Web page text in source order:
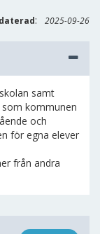
: 2025-09-26
samt
kommunen
och
för egna elever
från andra